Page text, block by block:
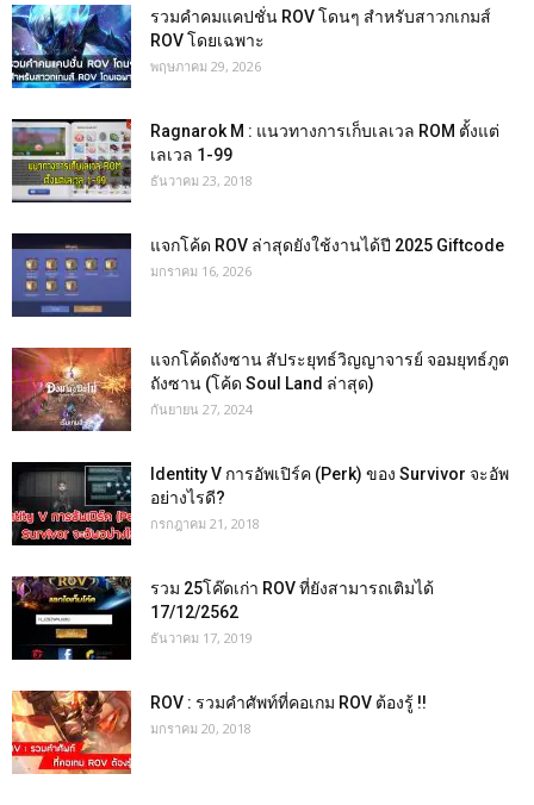
รวมคำคมแคปชั่น ROV โดนๆ สำหรับสาวกเกมส์
ROV โดยเฉพาะ
พฤษภาคม 29, 2026
Ragnarok M : แนวทางการเก็บเลเวล ROM ตั้งแต่
เลเวล 1-99
ธันวาคม 23, 2018
แจกโค้ด ROV ล่าสุดยังใช้งานได้ปี 2025 Giftcode
มกราคม 16, 2026
แจกโค้ดถังซาน สัประยุทธ์วิญญาจารย์ จอมยุทธ์ภูต
ถังซาน (โค้ด Soul Land ล่าสุด)
กันยายน 27, 2024
Identity V การอัพเปิร์ค (Perk) ของ Survivor จะอัพ
อย่างไรดี?
กรกฎาคม 21, 2018
รวม 25โค๊ดเก่า ROV ที่ยังสามารถเติมได้
17/12/2562
ธันวาคม 17, 2019
ROV : รวมคำศัพท์ที่คอเกม ROV ต้องรู้ !!
มกราคม 20, 2018